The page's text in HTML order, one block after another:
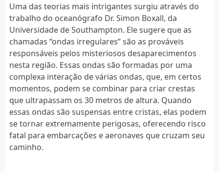
Uma das teorias mais intrigantes surgiu através do
trabalho do oceanógrafo Dr. Simon Boxall, da
Universidade de Southampton. Ele sugere que as
chamadas “ondas irregulares” são as prováveis
responsáveis pelos misteriosos desaparecimentos
nesta região. Essas ondas são formadas por uma
complexa interação de várias ondas, que, em certos
momentos, podem se combinar para criar crestas
que ultrapassam os 30 metros de altura. Quando
essas ondas são suspensas entre cristas, elas podem
se tornar extremamente perigosas, oferecendo risco
fatal para embarcações e aeronaves que cruzam seu
caminho.